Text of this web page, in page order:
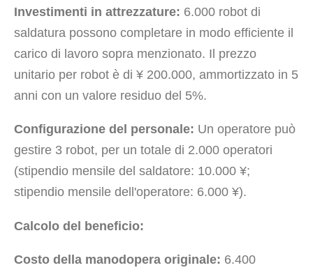
Investimenti in attrezzature: 6.000 robot di
saldatura possono completare in modo efficiente il
carico di lavoro sopra menzionato. Il prezzo
unitario per robot è di ¥ 200.000, ammortizzato in 5
anni con un valore residuo del 5%.
Configurazione del personale: Un operatore può
gestire 3 robot, per un totale di 2.000 operatori
(stipendio mensile del saldatore: 10.000 ¥;
stipendio mensile dell'operatore: 6.000 ¥).
Calcolo del beneficio:
Costo della manodopera originale: 6.400